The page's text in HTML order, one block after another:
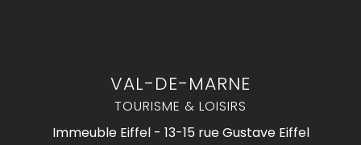
VAL-DE-MARNE
TOURISME & LOISIRS
Immeuble Eiffel - 13-15 rue Gustave Eiffel